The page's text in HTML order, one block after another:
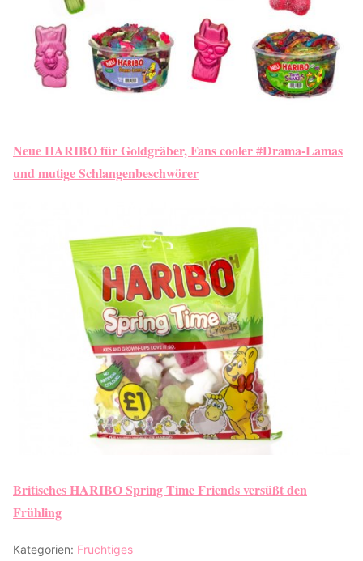
Neue HARIBO für Goldgräber, Fans cooler #Drama-Lamas
und mutige Schlangenbeschwörer
Britisches HARIBO Spring Time Friends versüßt den
Frühling
Kategorien: Fruchtiges